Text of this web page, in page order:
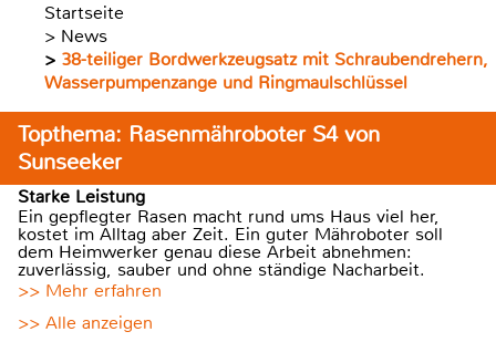
Startseite
> News
> 38-teiliger Bordwerkzeugsatz mit Schraubendrehern,
Wasserpumpenzange und Ringmaulschlüssel
Topthema: Rasenmähroboter S4 von
Sunseeker
Starke Leistung
Ein gepflegter Rasen macht rund ums Haus viel her,
kostet im Alltag aber Zeit. Ein guter Mähroboter soll
dem Heimwerker genau diese Arbeit abnehmen:
zuverlässig, sauber und ohne ständige Nacharbeit.
>> Mehr erfahren
>> Alle anzeigen